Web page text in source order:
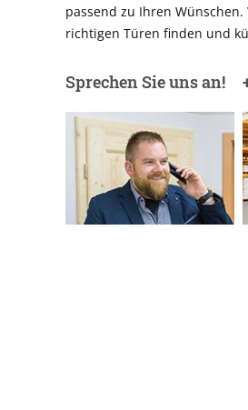
passend zu Ihren
richtigen Türen finden und
Sprechen Sie uns an!